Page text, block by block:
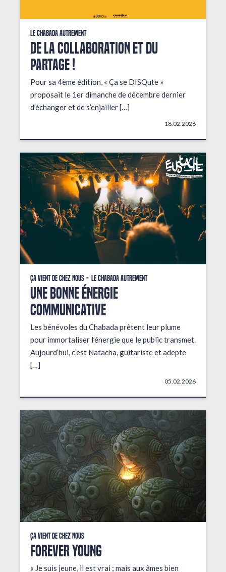
Le Chabada autrement
De la collaboration et du
partage !
Pour sa 4ème édition, « Ça se DISQute »
proposait le 1er dimanche de décembre dernier
d’échanger et de s’enjailler […]
18.02.2026
Ça vient de chez nous Le Chabada autrement
une bonne énergie
communicative
Les bénévoles du Chabada prêtent leur plume
pour immortaliser l’énergie que le public transmet.
Aujourd’hui, c’est Natacha, guitariste et adepte
[…]
05.02.2026
Ça vient de chez nous
FOREVER YOUNG
« Je suis jeune, il est vrai ; mais aux âmes bien